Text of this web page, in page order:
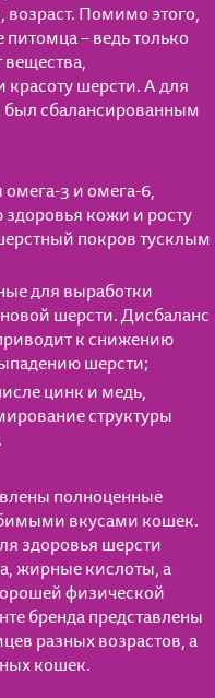
возраст. Помимо этого,
– ведь только
шерсти. А для
был сбалансированным
3 и омега-6,
кожи и росту
покров тусклым
для выработки
шерсти. Дисбаланс
к снижению
шерсти;
цинк и медь,
структуры
полноценные
вкусами кошек.
здоровья шерсти
жирные кислоты, а
физической
бренда представлены
разных возрастов, а
кошек.